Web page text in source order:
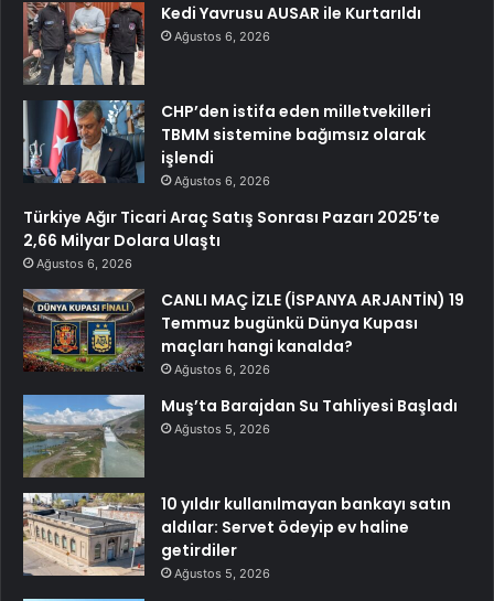
Kedi Yavrusu AUSAR ile Kurtarıldı
Ağustos 6, 2026
CHP’den istifa eden milletvekilleri
TBMM sistemine bağımsız olarak
işlendi
Ağustos 6, 2026
Türkiye Ağır Ticari Araç Satış Sonrası Pazarı 2025’te
2,66 Milyar Dolara Ulaştı
Ağustos 6, 2026
CANLI MAÇ İZLE (İSPANYA ARJANTİN) 19
Temmuz bugünkü Dünya Kupası
maçları hangi kanalda?
Ağustos 6, 2026
Muş’ta Barajdan Su Tahliyesi Başladı
Ağustos 5, 2026
10 yıldır kullanılmayan bankayı satın
aldılar: Servet ödeyip ev haline
getirdiler
Ağustos 5, 2026